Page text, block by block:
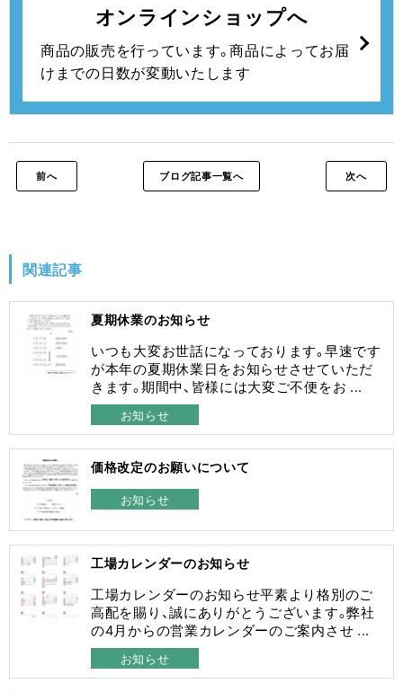
オンラインショップへ
商品の販売を行っています。商品によってお届
けまでの日数が変動いたします
前へ ブログ記事一覧へ 次へ
関連記事
夏期休業のお知らせ
いつも大変お世話になっております。早速です
が本年の夏期休業日をお知らせさせていただ
きます。期間中、皆様には大変ご不便をお ...
お知らせ
価格改定のお願いについて
お知らせ
工場カレンダーのお知らせ
工場カレンダーのお知らせ平素より格別のご
高配を賜り、誠にありがとうございます。弊社
の4月からの営業カレンダーのご案内させ ...
お知らせ